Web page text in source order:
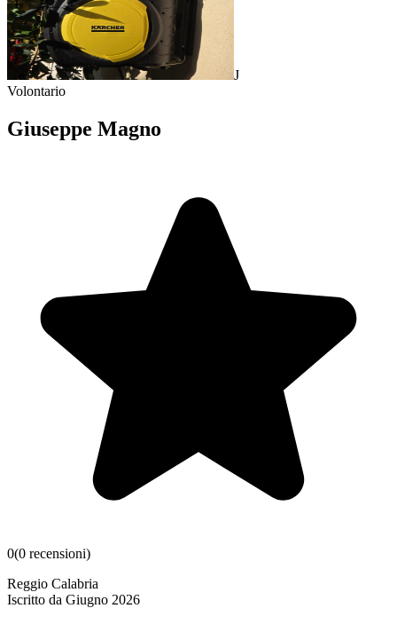
J
Volontario
Giuseppe Magno
0(0 recensioni)
Reggio Calabria
Iscritto da Giugno 2026